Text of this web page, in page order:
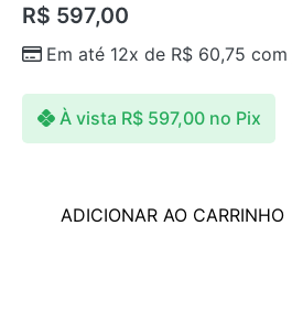
R$ 597,00
Em até 12x de R$ 60,75 com
À vista R$597,00 no Pix
ADICIONAR AO CARRINHO